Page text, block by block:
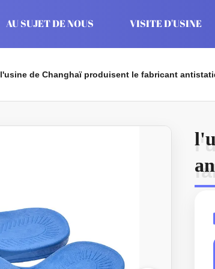
AU SUJET DE NOUS VISITE D'USINE
l'usine de Changhaï produisent le fabricant